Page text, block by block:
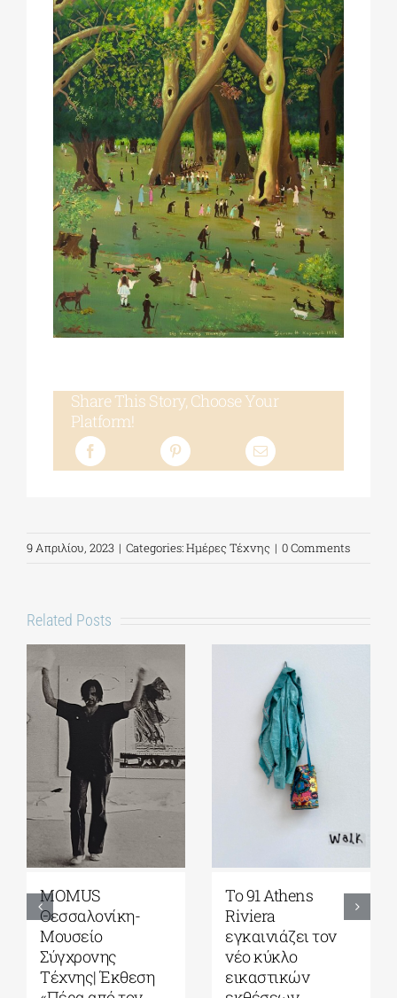
Share This Story, Choose Your
Platform!
9 Απριλίου, 2023 | Categories:Ημέρες Τέχνης | 0 Comments
Related Posts
Γκαλερί
Ζουμπουλάκη|
Σοφία
Παπακώστα-
Things to hold| 17
Έρχεται το
Platforms Project
2026| 17-20
Σεπτεμβρίου στο
Καπνεργοστάσιο